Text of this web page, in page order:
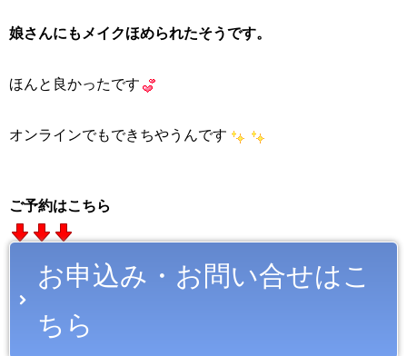
娘さんにもメイクほめられたそうです。
ほんと良かったです
オンラインでもできちやうんです
ご予約はこちら
お申込み・お問い合せはこ
ちら